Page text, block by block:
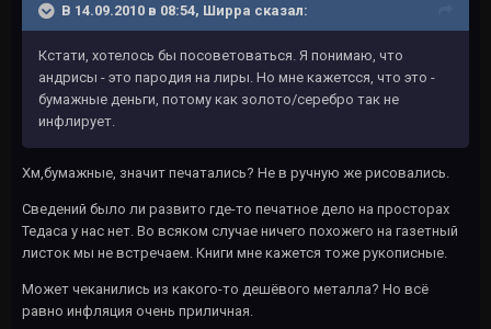
В 14.09.2010 в 08:54, Ширра сказал:
Кстати, хотелось бы посоветоваться. Я понимаю, что
андрисы - это пародия на лиры. Но мне кажетсся, что это -
бумажные деньги, потому как золото/серебро так не
инфлирует.
Хм,бумажные, значит печатались? Не в ручную же рисовались.
Сведений было ли развито где-то печатное дело на просторах
Тедаса у нас нет. Во всяком случае ничего похожего на газетный
листок мы не встречаем. Книги мне кажется тоже рукописные.
Может чеканились из какого-то дешёвого металла? Но всё
равно инфляция очень приличная.